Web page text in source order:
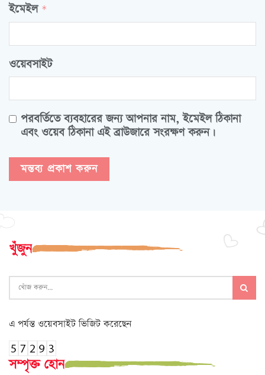
ইমেইল *
ওয়েবসাইট
পরবর্তিতে ব্যবহারের জন্য আপনার নাম, ইমেইল ঠিকানা
এবং ওয়েব ঠিকানা এই ব্রাউজারে সংরক্ষণ করুন।
খুঁজুন
এ পর্যন্ত ওয়েবসাইট ভিজিট করেছেন
সম্পৃক্ত হোন